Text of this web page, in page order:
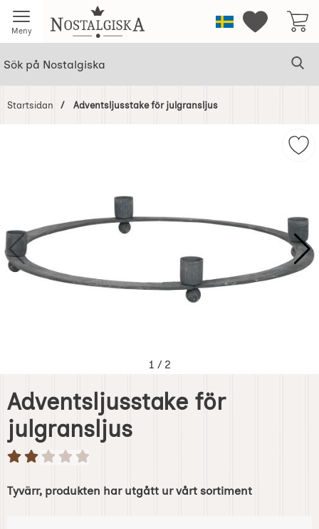
Meny Startsidan för NostalgiskaSverigeMina
Startsidan Adventsljusstake för julgransljus
1 / 2
Adventsljusstake för
julgransljus
Tyvärr, produkten har utgått ur vårt sortiment